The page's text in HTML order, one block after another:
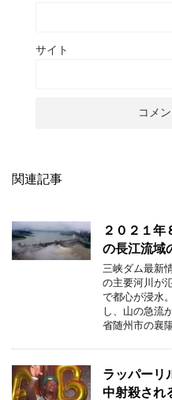
サイト
関連記事
２０２１年
の長江流域
三峡ダム最新
の主要河川が
で都心が浸水
し、山の急流
省随州市の襄
ラッパーリ
中射殺され